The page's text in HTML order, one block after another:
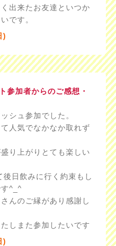
出来たお友達といつか
です。
)
参加者からのご感想・
シュ参加でした。
人気でなかなか取れず
り上がりとても楽しい
日飲みに行く約束もし
^_^
んのご縁があり感謝し
しまた参加したいです
)